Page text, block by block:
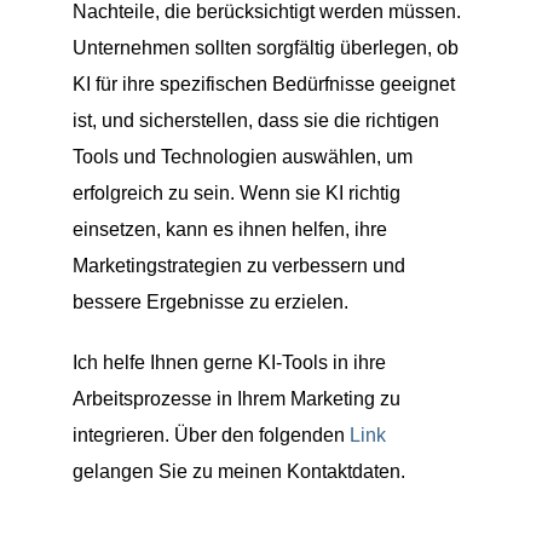
Nachteile, die berücksichtigt werden müssen.
Unternehmen sollten sorgfältig überlegen, ob
KI für ihre spezifischen Bedürfnisse geeignet
ist, und sicherstellen, dass sie die richtigen
Tools und Technologien auswählen, um
erfolgreich zu sein. Wenn sie KI richtig
einsetzen, kann es ihnen helfen, ihre
Marketingstrategien zu verbessern und
bessere Ergebnisse zu erzielen.
Ich helfe Ihnen gerne KI-Tools in ihre
Arbeitsprozesse in Ihrem Marketing zu
integrieren. Über den folgenden Link
gelangen Sie zu meinen Kontaktdaten.